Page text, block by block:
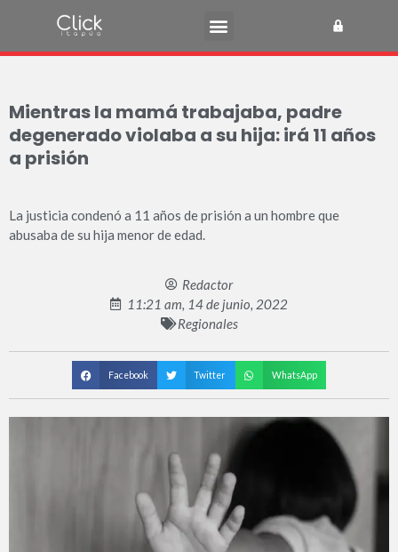
Mientras la mamá trabajaba, padre
degenerado violaba a su hija: irá 11 años
a prisión
La justicia condenó a 11 años de prisión a un hombre que
abusaba de su hija menor de edad.
Redactor
11:21 am, 14 de junio, 2022
Regionales
Facebook Twitter WhatsApp